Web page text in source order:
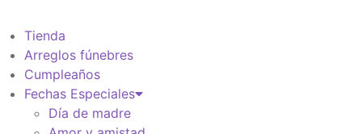
Tienda
Arreglos fúnebres
Cumpleaños
Fechas Especiales
Día de madre